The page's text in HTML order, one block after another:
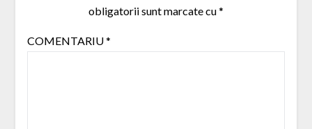
obligatorii sunt marcate cu*
COMENTARIU*